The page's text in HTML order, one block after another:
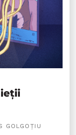
GOLGOȚIU